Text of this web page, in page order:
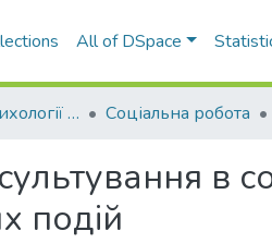
All of DSpace
10. Факультет психології та соціальної роботи Соціальна робота
в
подій